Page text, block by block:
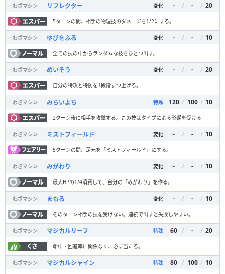
わざマシン リフレクター 変化 - / - / 20
5ターンの間、相手の物理技のダメージを1/2にする。
わざマシン ゆびをふる 変化 - / - / 10
全ての技の中からランダムな技をひとつ出す。
わざマシン めいそう 変化 - / - / 20
自分の特攻と特防を1段階ずつ上げる。
わざマシン みらいよち 特殊 120 / 100 / 10
2ターン後に相手を攻撃する。この技はタイプによる影響を受ける
わざマシン ミストフィールド 変化 - / - / 10
5ターンの間、足元を「ミストフィールド」にする。
わざマシン みがわり 変化 - / - / 10
最大HPの1/4消費して、自分の「みがわり」を作る。
わざマシン まもる 変化 - / - / 10
そのターン相手の技を受けない。連続で出すと失敗しやすい。
わざマシン マジカルリーフ 特殊 60 / - / 20
命中・回避率に関係なく、必ず当たる。
わざマシン マジカルシャイン 特殊 80 / 100 / 10